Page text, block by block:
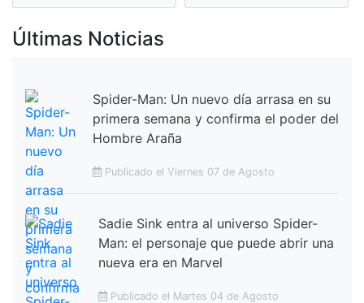
Últimas Noticias
Spider-Man: Un nuevo día arrasa en su
primera semana y confirma el poder del
Hombre Araña
Publicado el Viernes 07 de Agosto
Sadie Sink entra al universo Spider-
Man: el personaje que puede abrir una
nueva era en Marvel
Publicado el Martes 04 de Agosto